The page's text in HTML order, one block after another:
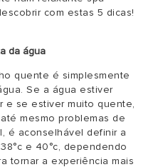
com estas 5 dicas!
da água
quente é simplesmente
Se a água estiver
e se estiver muito quente,
mesmo problemas de
é aconselhável definir a
e 40°c, dependendo
tornar a experiência mais